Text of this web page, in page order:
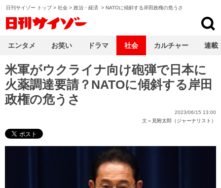
日刊サイゾー トップ> 社会 > 政治・経済 > NATOに傾斜する岸田政権の危うさ
米軍がウクライナ向け砲弾で日本に
火薬調達要請？NATOに傾斜する岸田
政権の危うさ
2023/06/15 13:00
文＝ 見附太郎（ジャーナリスト）
エンタメ お笑い ドラマ 社会 カルチャー 連載